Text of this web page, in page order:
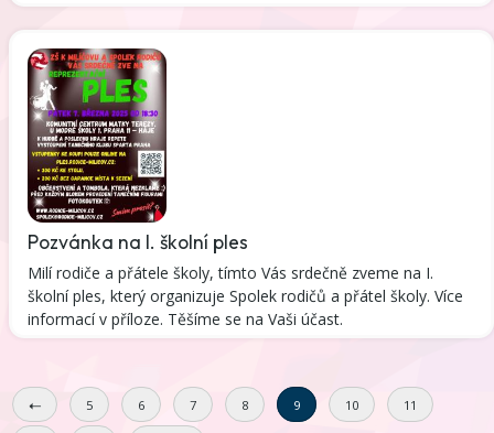
Pozvánka na I. školní ples
Milí rodiče a přátele školy, tímto Vás srdečně zveme na I.
školní ples, který organizuje Spolek rodičů a přátel školy. Více
informací v příloze. Těšíme se na Vaši účast.
5 6 7 8 9 10 11